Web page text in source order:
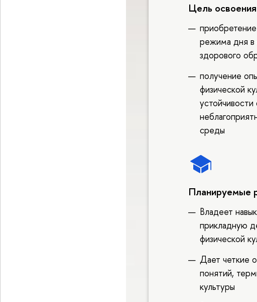
Цель
режима дня в
здорового
получение
физической
устойчивости
среды
Планируемые
Владеет
прикладную
физической
Дает четкие
понятий,
культуры